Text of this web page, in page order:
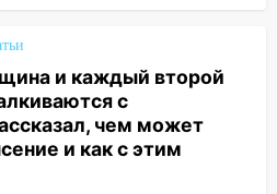
автомобилей на
8 августа пройдет
«Наше время» с
концертом
и каждый второй
с
чем может
и как с этим